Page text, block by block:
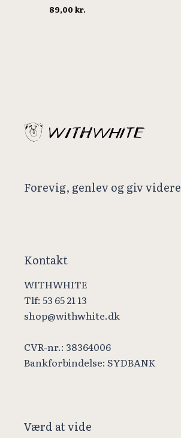
89,00 kr.
Forevig, genlev og giv videre
Kontakt
WITHWHITE
Tlf: 53 65 21 13
shop@withwhite.dk
CVR-nr.: 38364006
Bankforbindelse: SYDBANK
Værd at vide